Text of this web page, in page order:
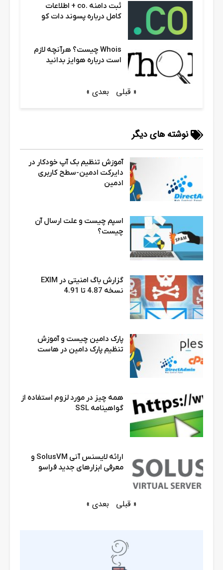
ثبت دامنه .co + اطلاعات
کامل درباره پسوند دات کو
Whois چیست؟ هرآنچه لازم
است درباره هوایز بدانید
« قبلی بعدی »
نوشته های دیگر
آموزش تنظیم بک آپ خودکار در
دایرکت ادمین-سطح کاربری
ادمین
اسپم چیست و علت ارسال آن
چیست؟
گزارش باگ امنیتی در EXIM
نسخه 4.87 تا 4.91
پارک دامین چیست و آموزش
تنظیم پارک دامین در هاست
همه چیز در مورد لزوم استفاده از
گواهینامه SSL
ارائه لایسنس آنی SolusVM و
معرفی ابزارهای جدید فراسو
« قبلی بعدی »